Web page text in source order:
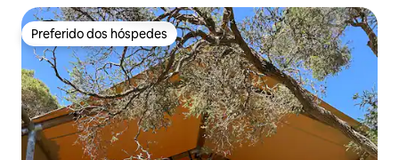
Preferido dos hóspedes
Preferido dos hóspedes